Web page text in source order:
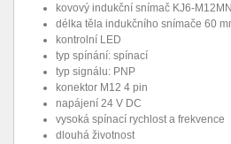
kovový indukční snímač KJ6-
délka těla indukčního snímače 60
kontrolní LED
typ spínání: spínací
typ signálu: PNP
konektor M12 4 pin
napájení 24 V DC
vysoká spínací rychlost a frekvence
dlouhá životnost